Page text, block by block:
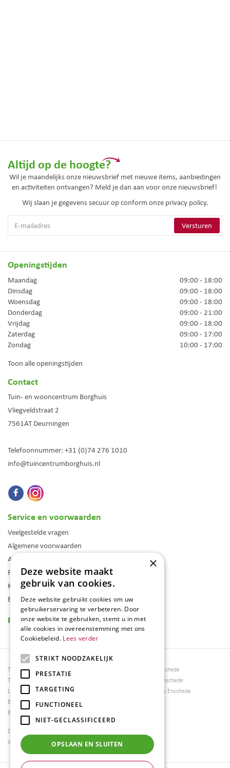
Altijd op de hoogte?
Wil je maandelijks onze nieuwsbrief met nieuwe items, aanbiedingen
en activiteiten ontvangen? Meld je dan aan voor onze nieuwsbrief!
Wij slaan je gegevens secuur op conform onze privacy policy.
Openingstijden
Maandag
09:00 - 18:00
Dinsdag
09:00 - 18:00
Woensdag
09:00 - 18:00
Donderdag
09:00 - 21:00
Vrijdag
09:00 - 18:00
Zaterdag
09:00 - 17:00
Zondag
10:00 - 17:00
Toon alle openingstijden
Contact
Tuin- en wooncentrum Borghuis
Vliegveldstraat 2
7561AT Deurningen
Telefoonnummer: +31 (0)74 276 1010
info@tuincentrumborghuis.nl
Service en voorwaarden
Veelgestelde vragen
Algemene voorwaarden
Assortiment
Folder
Klantenkaart
Blog
Reviews
Tuincentrum Borghuis
Tuinmeubels
Loungesets
Bloemen
Barbecues
Tuinmeubels Enschede
Tuinmeubelen Enschede
Woonaccessoires Enschede
Dierenwinkel Enschede
Weber bbq kopen Hengelo
×
Deze website maakt
gebruik van cookies.
Deze website gebruikt cookies om uw
gebruikerservaring te verbeteren. Door
onze website te gebruiken, stemt u in met
alle cookies in overeenstemming met ons
Cookiebeleid. Lees verder
STRIKT NOODZAKELIJK
PRESTATIE
TARGETING
FUNCTIONEEL
NIET-GECLASSIFICEERD
OPSLAAN EN SLUITEN